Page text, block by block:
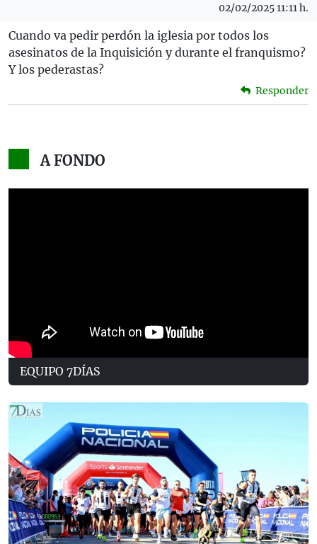
02/02/2025 11:11 h.
Cuando va pedir perdón la iglesia por todos los
asesinatos de la Inquisición y durante el franquismo?
Y los pederastas?
Responder
A FONDO
EQUIPO 7DÍAS